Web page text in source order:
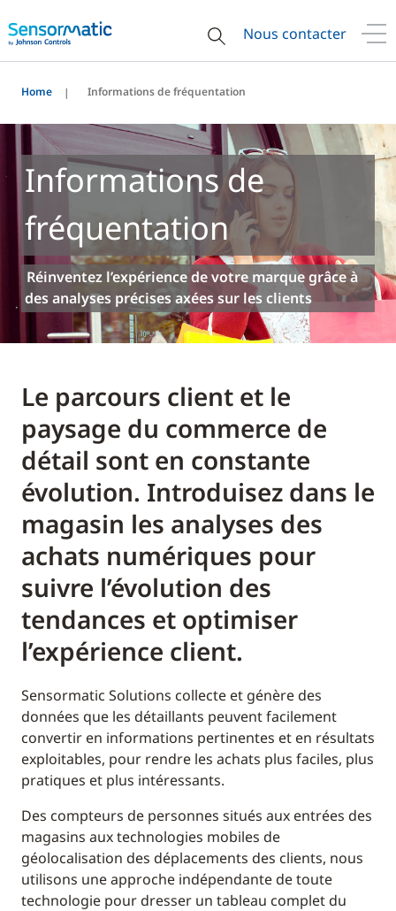
Nous contacter
Home Informations de fréquentation
Informations de
fréquentation
Réinventez l’expérience de votre marque grâce à
des analyses précises axées sur les clients
Le parcours client et le
paysage du commerce de
détail sont en constante
évolution. Introduisez dans le
magasin les analyses des
achats numériques pour
suivre l’évolution des
tendances et optimiser
l’expérience client.
Sensormatic Solutions collecte et génère des
données que les détaillants peuvent facilement
convertir en informations pertinentes et en résultats
exploitables, pour rendre les achats plus faciles, plus
pratiques et plus intéressants.
Des compteurs de personnes situés aux entrées des
magasins aux technologies mobiles de
géolocalisation des déplacements des clients, nous
utilisons une approche indépendante de toute
technologie pour dresser un tableau complet du